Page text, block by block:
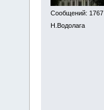
Сообщений: 1767
Н.Водолага